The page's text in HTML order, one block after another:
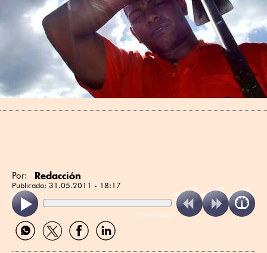
Por: Redacción
Publicado: 31.05.2011 - 18:17
ReadSpeaker
Compartir
por
Compartir
por
Compartir
por
Compartir
por